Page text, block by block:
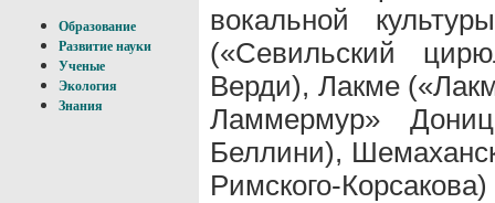
Образование
Развитие науки
Ученые
Экология
Знания
вокальной
(«Севильский
Верди), Лакме
Ламмермур»
Беллини),
Римского-